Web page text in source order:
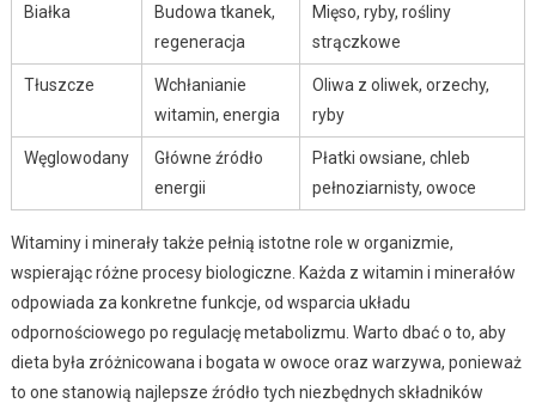
Białka
Budowa tkanek,
regeneracja
Mięso, ryby, rośliny
strączkowe
Tłuszcze
Wchłanianie
witamin, energia
Oliwa z oliwek, orzechy,
ryby
Węglowodany
Główne źródło
energii
Płatki owsiane, chleb
pełnoziarnisty, owoce
Witaminy i minerały także pełnią istotne role w organizmie,
wspierając różne procesy biologiczne. Każda z witamin i minerałów
odpowiada za konkretne funkcje, od wsparcia układu
odpornościowego po regulację metabolizmu. Warto dbać o to, aby
dieta była zróżnicowana i bogata w owoce oraz warzywa, ponieważ
to one stanowią najlepsze źródło tych niezbędnych składników